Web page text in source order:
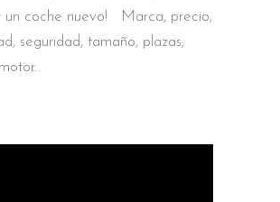
un coche nuevo! Marca, precio,
seguridad, tamaño, plazas,